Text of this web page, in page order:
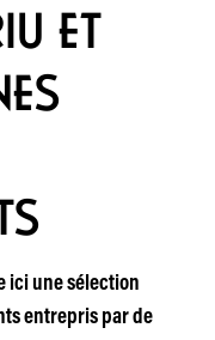
ET
ici une sélection
entrepris par de